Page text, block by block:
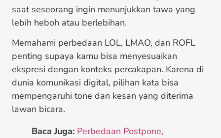
saat seseorang ingin menunjukkan tawa yang
lebih heboh atau berlebihan.
Memahami perbedaan LOL, LMAO, dan ROFL
penting supaya kamu bisa menyesuaikan
ekspresi dengan konteks percakapan. Karena di
dunia komunikasi digital, pilihan kata bisa
mempengaruhi tone dan kesan yang diterima
lawan bicara.
Baca Juga: Perbedaan Postpone,